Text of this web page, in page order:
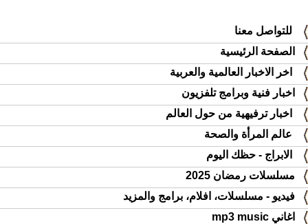
للتواصل معنا
الصفحة الرئيسية
اخر الاخبار العالمية والعربية
اخبار فنية وبرامج تلفزيون
اخبار ترفيهية من حول العالم
عالم المرأة والصحة
الابراج - حظك اليوم
مسلسلات رمضان 2025
فيديو - مسلسلات، افلام، برامج والمزيد
اغاني mp3 music